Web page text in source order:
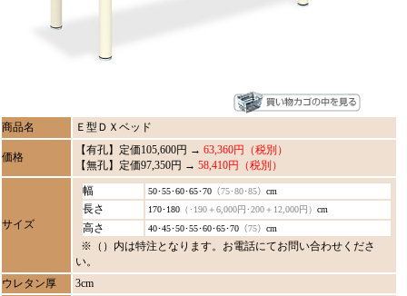
商品名 Ｅ型ＤＸベッド
価格
【有孔】定価105,600円 → 63,360円（税別）
【無孔】定価97,350円 → 58,410円（税別）
サイズ
幅 50･55･60･65･70 （75･80･85） cm
長さ 170･180 （･190＋6,000円･200＋12,000円） cm
高さ 40･45･50･55･60･65･70 （75） cm
※（）内は特注となります。お電話にてお問い合わせくださ
い。
ウレタン厚
3cm